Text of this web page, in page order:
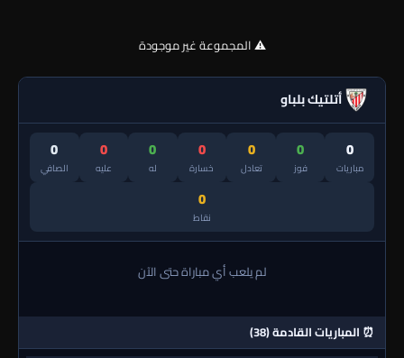
⚠️ المجموعة غير موجودة
أتلتيك بلباو
0
مباريات
0
فوز
0
تعادل
0
خسارة
0
له
0
عليه
0
الصافي
0
نقاط
لم يلعب أي مباراة حتى الآن
⏰ المباريات القادمة (38)